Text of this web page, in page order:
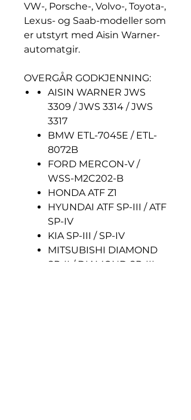
VW-, Porsche-, Volvo-, Toyota-,
Lexus- og Saab-modeller som
er utstyrt med Aisin Warner-
automatgir.
OVERGÅR GODKJENNING:
AISIN WARNER JWS
3309 / JWS 3314 / JWS
3317
BMW ETL-7045E / ETL-
8072B
FORD MERCON-V /
WSS-M2C202-B
HONDA ATF Z1
HYUNDAI ATF SP-III / ATF
SP-IV
KIA SP-III / SP-IV
MITSUBISHI DIAMOND
SP-II / DIAMOND SP-III